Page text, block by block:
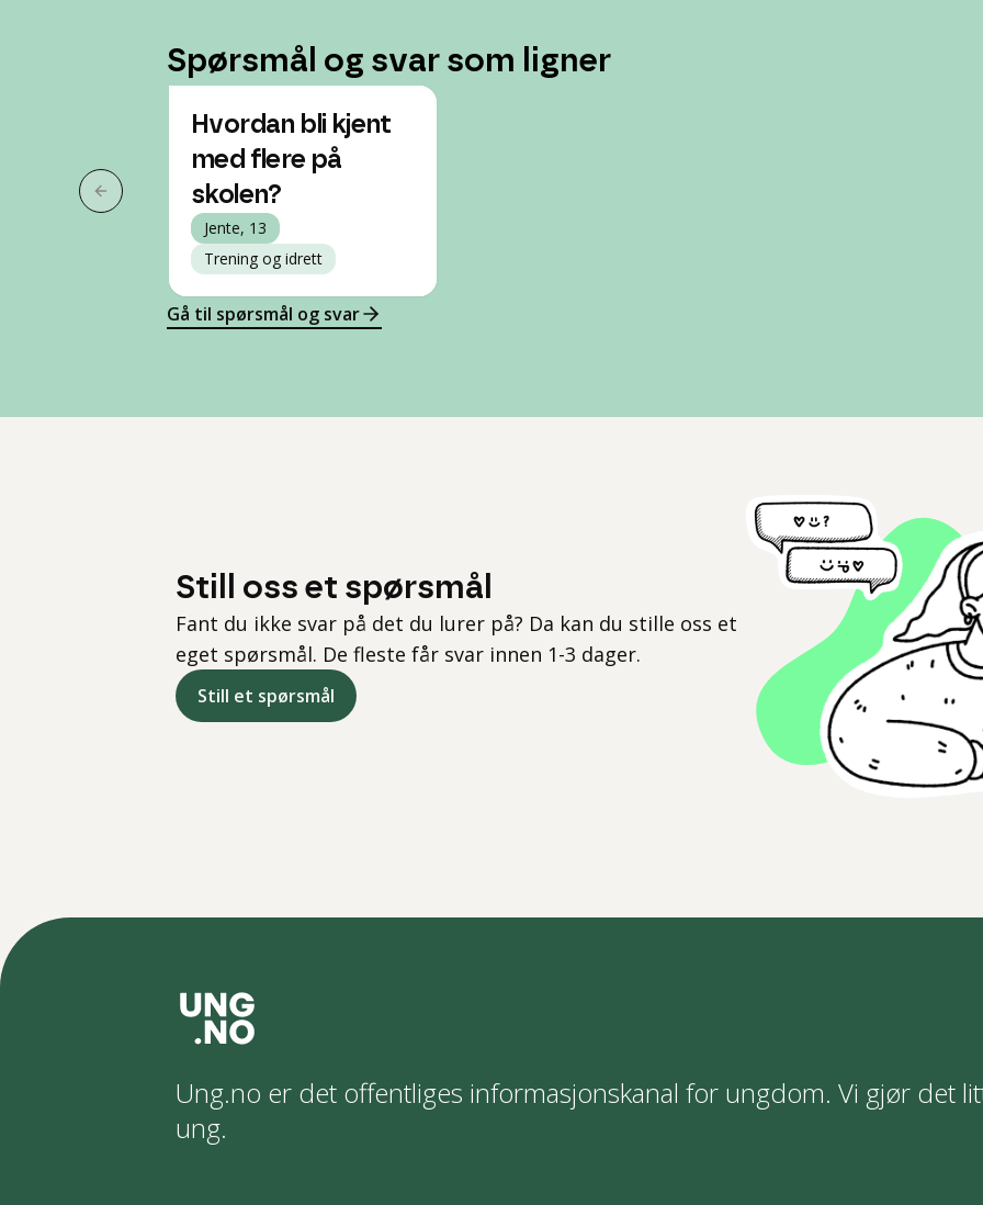
Spørsmål og svar som ligner
Forrige slide
Hvordan bli kjent
med flere på
skolen?
Jente, 13
Trening og idrett
Gå til spørsmål og svar
Still oss et spørsmål
Fant du ikke svar på det du lurer på? Da kan du stille oss et
eget spørsmål. De fleste får svar innen 1-3 dager.
Still et spørsmål
Ung.no er det offentliges informasjonskanal for ungdom. Vi gjør det
ung.